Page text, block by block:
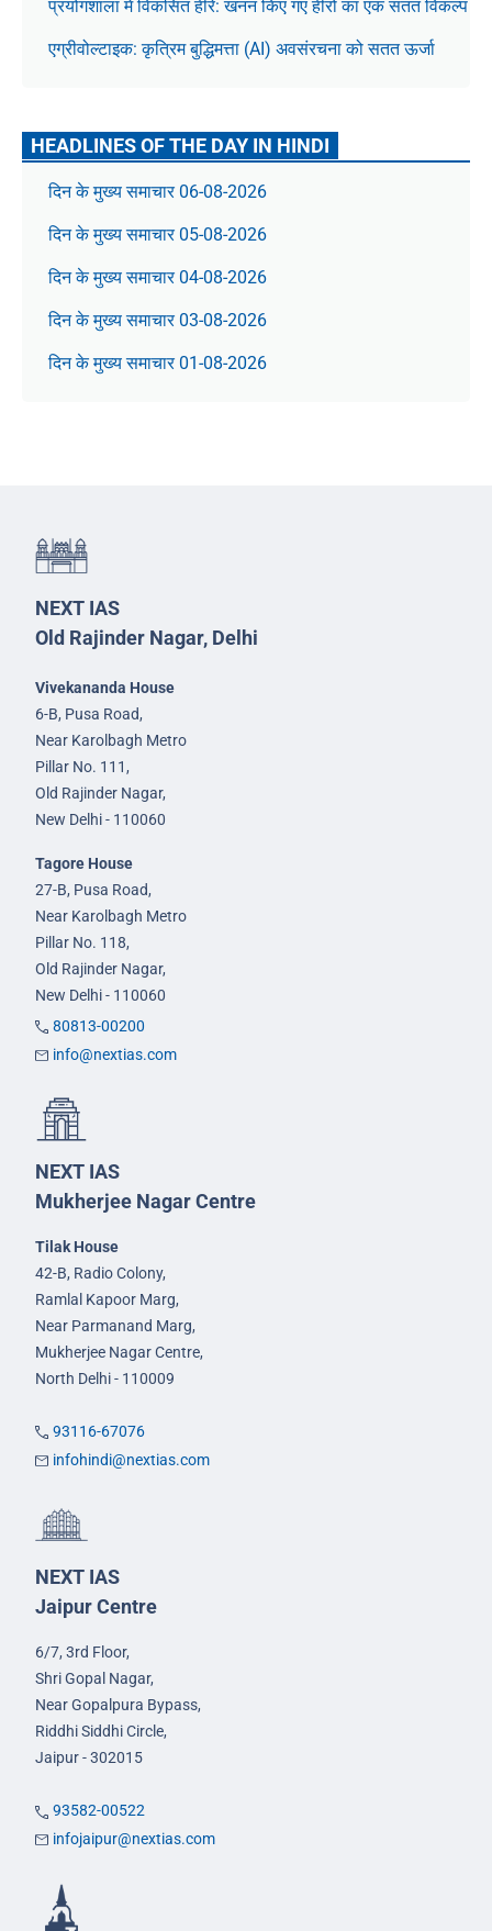
प्रयोगशाला में विकसित हीरे: खनन किए गए हीरों का एक सतत विकल्प
एग्रीवोल्टाइक: कृत्रिम बुद्धिमत्ता (AI) अवसंरचना को सतत ऊर्जा
HEADLINES OF THE DAY IN HINDI
दिन के मुख्य समाचार 06-08-2026
दिन के मुख्य समाचार 05-08-2026
दिन के मुख्य समाचार 04-08-2026
दिन के मुख्य समाचार 03-08-2026
दिन के मुख्य समाचार 01-08-2026
NEXT IAS
Old Rajinder Nagar, Delhi
Vivekananda House
6-B, Pusa Road,
Near Karolbagh Metro
Pillar No. 111,
Old Rajinder Nagar,
New Delhi - 110060
Tagore House
27-B, Pusa Road,
Near Karolbagh Metro
Pillar No. 118,
Old Rajinder Nagar,
New Delhi - 110060
80813-00200
info@nextias.com
NEXT IAS
Mukherjee Nagar Centre
Tilak House
42-B, Radio Colony,
Ramlal Kapoor Marg,
Near Parmanand Marg,
Mukherjee Nagar Centre,
North Delhi - 110009
93116-67076
infohindi@nextias.com
NEXT IAS
Jaipur Centre
6/7, 3rd Floor,
Shri Gopal Nagar,
Near Gopalpura Bypass,
Riddhi Siddhi Circle,
Jaipur - 302015
93582-00522
infojaipur@nextias.com